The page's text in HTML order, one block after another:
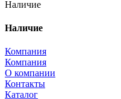
Наличие
Наличие
Компания
Компания
О компании
Контакты
Каталог